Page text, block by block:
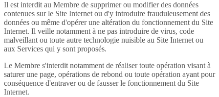
Il est interdit au Membre de supprimer ou modifier des données
contenues sur le Site Internet ou d'y introduire frauduleusement des
données ou même d'opérer une altération du fonctionnement du Site
Internet. Il veille notamment à ne pas introduire de virus, code
malveillant ou toute autre technologie nuisible au Site Internet ou
aux Services qui y sont proposés.
Le Membre s'interdit notamment de réaliser toute opération visant à
saturer une page, opérations de rebond ou toute opération ayant pour
conséquence d'entraver ou de fausser le fonctionnement du Site
Internet.